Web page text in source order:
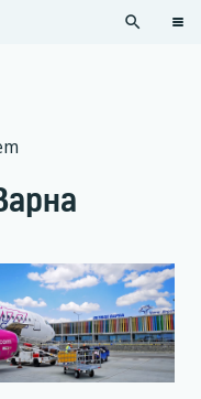
search